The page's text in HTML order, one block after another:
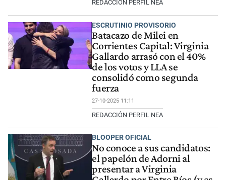
REDACCIÓN PERFIL NEA
ESCRUTINIO PROVISORIO
Batacazo de Milei en
Corrientes Capital: Virginia
Gallardo arrasó con el 40%
de los votos y LLA se
consolidó como segunda
fuerza
27-10-2025 11:11
REDACCIÓN PERFIL NEA
BLOOPER OFICIAL
No conoce a sus candidatos:
el papelón de Adorni al
presentar a Virginia